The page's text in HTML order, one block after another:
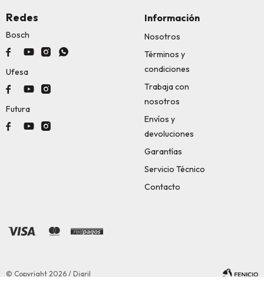
Información
Nosotros
Términos y
condiciones
Trabaja con
nosotros
Envíos y
devoluciones
Garantías
Servicio Técnico
Contacto
Redes
Bosch
   
Ufesa
  
Futura
  
© Copyright 2026 / Diaril